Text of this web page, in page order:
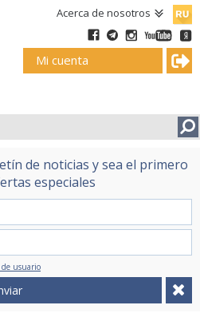
Acerca de nosotros
Mi cuenta
de noticias y sea el primero
especiales
de usuario